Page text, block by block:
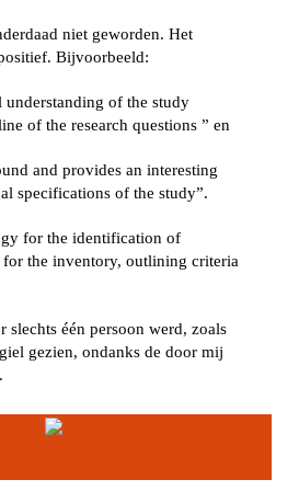
niet geworden. Het
Bijvoorbeeld:
of the study
of the research questions ” en
and provides an interesting
specifications of the study”.
for the identification of
the inventory, outlining criteria
slechts één persoon werd, zoals
gezien, ondanks de door mij